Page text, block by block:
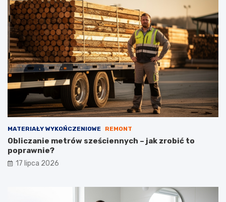
MATERIAŁY WYKOŃCZENIOWE REMONT
Obliczanie metrów sześciennych – jak zrobić to
poprawnie?
17 lipca 2026